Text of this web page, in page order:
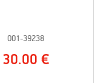
001-39238
30.00 €